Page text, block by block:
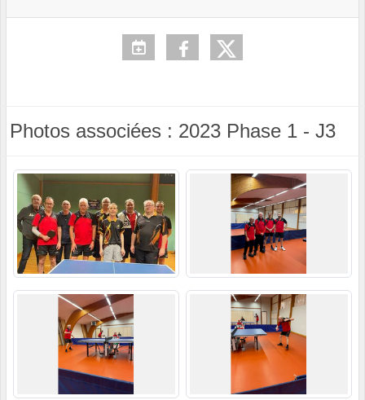
Photos associées : 2023 Phase 1 - J3